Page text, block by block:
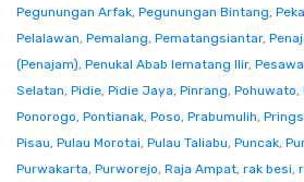
Pegunungan Arfak, Pegunungan Bintang,
Pelalawan, Pemalang, Pematangsiantar,
(Penajam), Penukal Abab lematang Ilir,
Selatan, Pidie, Pidie Jaya, Pinrang, Pohuwato,
Ponorogo, Pontianak, Poso, Prabumulih,
Pisau, Pulau Morotai, Pulau Taliabu, Puncak,
Purwakarta, Purworejo, Raja Ampat, rak besi,